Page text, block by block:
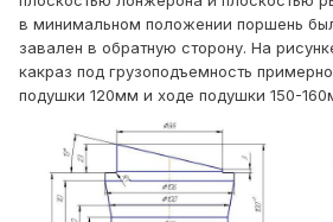
в минимальном положении поршень
завален в обратную сторону. На
какраз под грузоподъемность
подушки 120мм и ходе подушки 150-